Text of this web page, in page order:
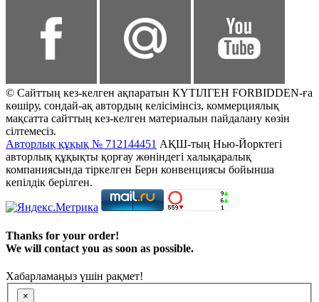
© Сайттың кез-келген ақпаратын КҮТІЛГЕН FORBIDDEN-ға
көшіру, сондай-ақ автордың келісімінсіз, коммерциялық
мақсатта сайттың кез-келген материалын пайдалану көзін
сілтемесіз.
Авторлық құқық № 712144451 АҚШ-тың Нью-Йорктегі
авторлық құқықты қорғау жөніндегі халықаралық
компаниясында тіркелген Берн конвенциясы бойынша
кепілдік берілген.
Thanks for your order!
We will contact you as soon as possible.
Хабарламаңыз үшін рақмет!
×